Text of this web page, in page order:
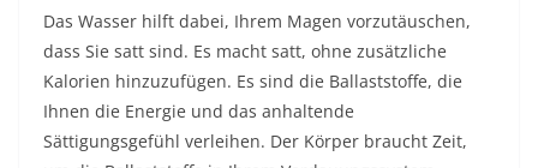
Das Wasser hilft dabei, Ihrem Magen vorzutäuschen,
dass Sie satt sind. Es macht satt, ohne zusätzliche
Kalorien hinzuzufügen. Es sind die Ballaststoffe, die
Ihnen die Energie und das anhaltende
Sättigungsgefühl verleihen. Der Körper braucht Zeit,